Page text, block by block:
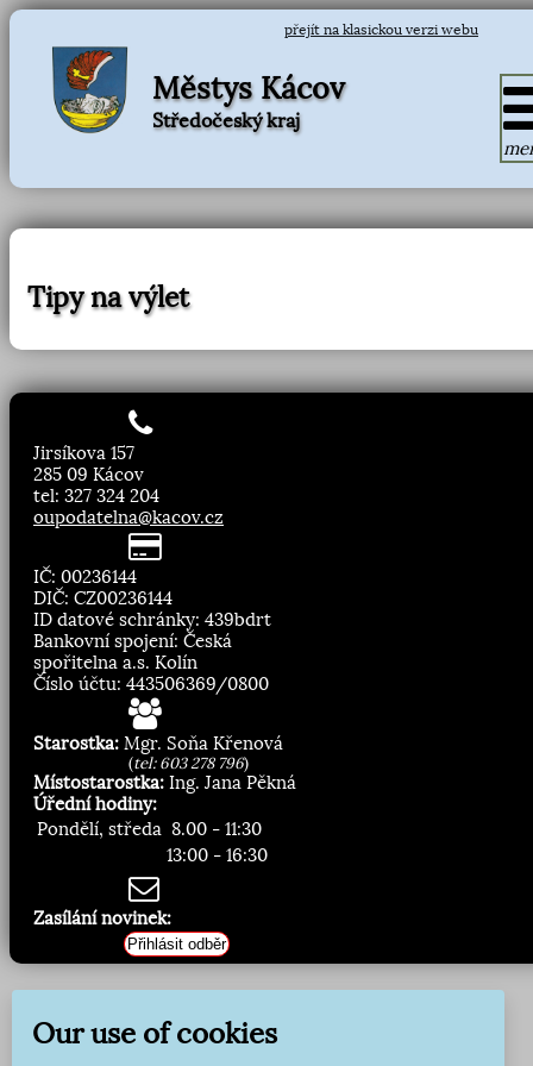
přejít na klasickou verzi webu
Městys Kácov
Středočeský kraj
Tipy na výlet
Jirsíkova 157
285 09 Kácov
tel: 327 324 204
oupodatelna@kacov.cz
IČ: 00236144
DIČ: CZ00236144
ID datové schránky: 439bdrt
Bankovní spojení: Česká
spořitelna a.s. Kolín
Číslo účtu: 443506369/0800
Starostka: Mgr. Soňa Křenová
(tel: 603 278 796)
Místostarostka: Ing. Jana Pěkná
Úřední hodiny:
Pondělí, středa 8.00 - 11:30
13:00 - 16:30
Zasílání novinek:
Přihlásit odběr
Our use of cookies